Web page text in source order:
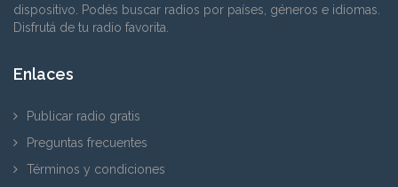
dispositivo. Podés buscar radios por países, géneros e idiomas.
Disfrutá de tu radio favorita.
Enlaces
Publicar radio gratis
Preguntas frecuentes
Términos y condiciones